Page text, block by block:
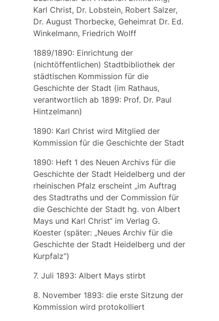
Karl Christ, Dr. Lobstein, Robert Salzer,
Dr. August Thorbecke, Geheimrat Dr. Ed.
Winkelmann, Friedrich Wolff
1889/1890: Einrichtung der
(nichtöffentlichen) Stadtbibliothekder
städtischen Kommission für die
Geschichte der Stadt (im Rathaus,
verantwortlich ab 1899: Prof. Dr. Paul
Hintzelmann)
1890: Karl Christ wird Mitglied der
Kommission für die Geschichte der Stadt
1890: Heft 1 des Neuen Archivs für die
Geschichte der Stadt Heidelberg und der
rheinischen Pfalz erscheint „im Auftrag
des Stadtraths und der Commission für
die Geschichte der Stadt hg. von Albert
Mays und Karl Christ“ im Verlag G.
Koester (später: „Neues Archiv für die
Geschichte der Stadt Heidelberg und der
Kurpfalz“)
7. Juli 1893: Albert Maysstirbt
8. November 1893: die erste Sitzung der
Kommission wird protokolliert